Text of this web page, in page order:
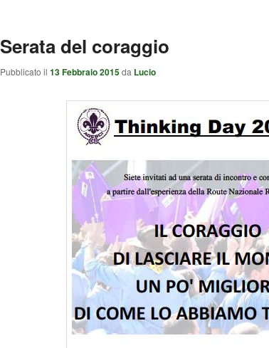
Serata del coraggio
Pubblicato il 13 Febbraio 2015da Lucio